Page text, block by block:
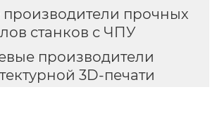
прочных
станков с ЧПУ
производители
3D-печати